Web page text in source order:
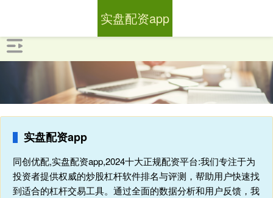
实盘配资app
同创优配,实盘配资app,2024十大正规配资平台:我们专注于为
投资者提供权威的炒股杠杆软件排名与评测，帮助用户快速找
到适合的杠杆交易工具。通过全面的数据分析和用户反馈，我
实盘配资app